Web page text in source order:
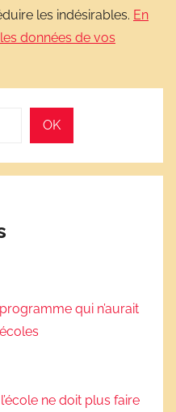
les indésirables. En
données de vos
OK
qui n’aurait
ne doit plus faire